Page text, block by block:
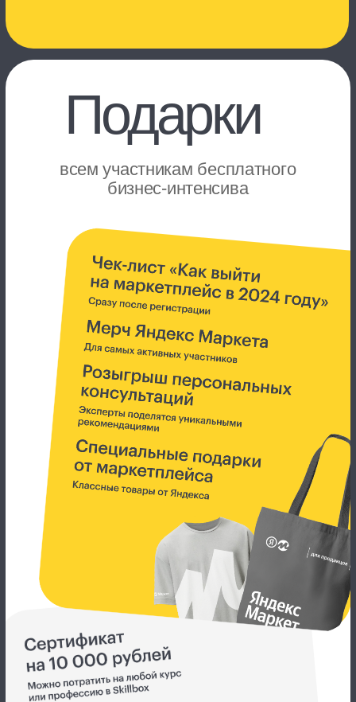
Выводим товары в топ
Спикеры расскажут, как привлекать
покупателей на Яндекс Маркете, научат
и стабильно увеличивать продажи.
А эксперты из разных отраслей помогут
разобраться, какие навыки незаменимы
Ссылку на трансляцию пришлём
на email после регистрации. Запись
выступлений можно будет посмотреть
в любое удобное время.
второй день
Программа
бизнес-
интенсива